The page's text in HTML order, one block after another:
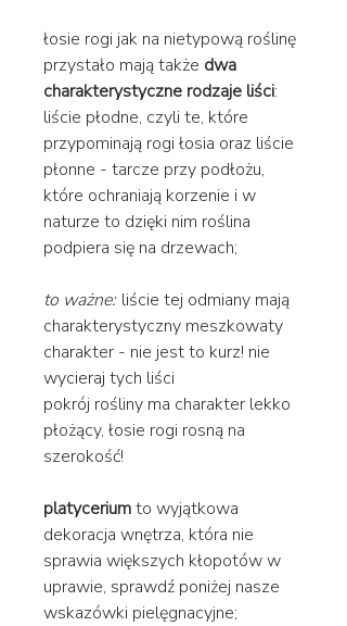
łosie rogi jak na nietypową roślinę
przystało mają także dwa
charakterystyczne rodzaje liści:
liście płodne, czyli te, które
przypominają rogi łosia oraz liście
płonne - tarcze przy podłożu,
które ochraniają korzenie i w
naturze to dzięki nim roślina
podpiera się na drzewach;
to ważne: liście tej odmiany mają
charakterystyczny meszkowaty
charakter - nie jest to kurz! nie
wycieraj tych liści
pokrój rośliny ma charakter lekko
płożący, łosie rogi rosną na
szerokość!
platyceriumto wyjątkowa
dekoracja wnętrza, która nie
sprawia większych kłopotów w
uprawie, sprawdź poniżej nasze
wskazówki pielęgnacyjne;